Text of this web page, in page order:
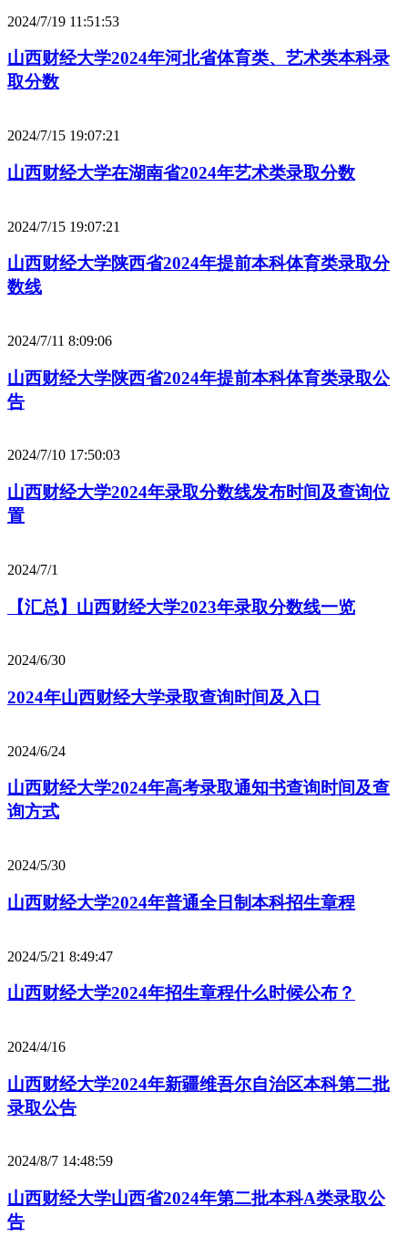
2024/7/19 11:51:53
山西财经大学2024年河北省体育类、艺术类本科录
取分数
2024/7/15 19:07:21
山西财经大学在湖南省2024年艺术类录取分数
2024/7/15 19:07:21
山西财经大学陕西省2024年提前本科体育类录取分
数线
2024/7/11 8:09:06
山西财经大学陕西省2024年提前本科体育类录取公
告
2024/7/10 17:50:03
山西财经大学2024年录取分数线发布时间及查询位
置
2024/7/1
【汇总】山西财经大学2023年录取分数线一览
2024/6/30
2024年山西财经大学录取查询时间及入口
2024/6/24
山西财经大学2024年高考录取通知书查询时间及查
询方式
2024/5/30
山西财经大学2024年普通全日制本科招生章程
2024/5/21 8:49:47
山西财经大学2024年招生章程什么时候公布？
2024/4/16
山西财经大学2024年新疆维吾尔自治区本科第二批
录取公告
2024/8/7 14:48:59
山西财经大学山西省2024年第二批本科A类录取公
告